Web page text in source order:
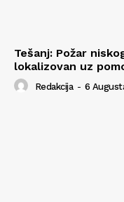
Tešanj: Požar
lokalizovan uz
Redakcija - 6